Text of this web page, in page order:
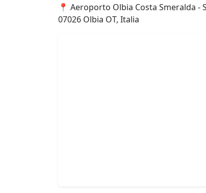
📍 Aeroporto Olbia Costa Smeralda -
07026 Olbia OT, Italia